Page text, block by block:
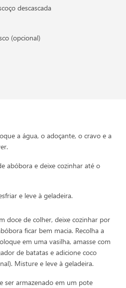
descascada
(opcional)
a água, o adoçante, o cravo e a
abóbora e deixe cozinhar até o
e leve à geladeira.
doce de colher, deixe cozinhar por
ficar bem macia. Recolha a
em uma vasilha, amasse com
de batatas e adicione coco
Misture e leve à geladeira.
ser armazenado em um pote